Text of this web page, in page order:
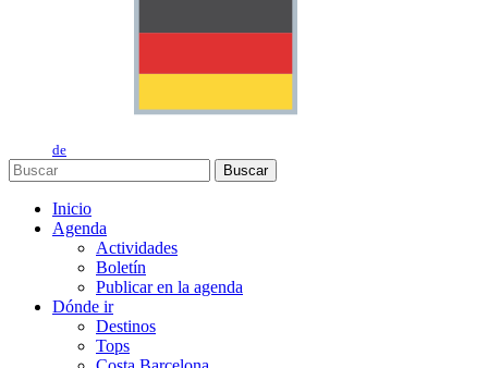
de
Buscar
Inicio
Agenda
Actividades
Boletín
Publicar en la agenda
Dónde ir
Destinos
Tops